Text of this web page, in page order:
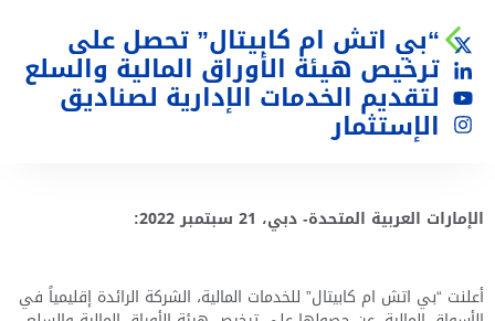
“بي اتش ام كابيتال” تحصل على
ترخيص هيئة الأوراق المالية والسلع
لتقديم الخدمات الإدارية لصناديق
الإستثمار
الإمارات العربية المتحدة- دبي، 21 سبتمبر2022:
أعلنت “بي اتش ام كابيتال” للخدمات المالية، الشركة الرائدة إقليمياً في